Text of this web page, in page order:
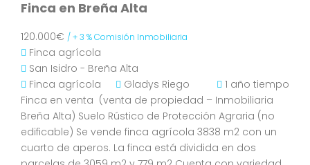
Finca en Breña Alta
120.000€ / + 3 % Comisión Inmobiliaria
Finca agrícola
San Isidro - Breña Alta
Finca agrícola
Gladys Riego
1 año tiempo
Finca en venta (venta de propiedad – Inmobiliaria
Breña Alta) Suelo Rústico de Protección Agraria (no
edificable) Se vende finca agrícola 3838 m2 con un
cuarto de aperos. La finca está dividida en dos